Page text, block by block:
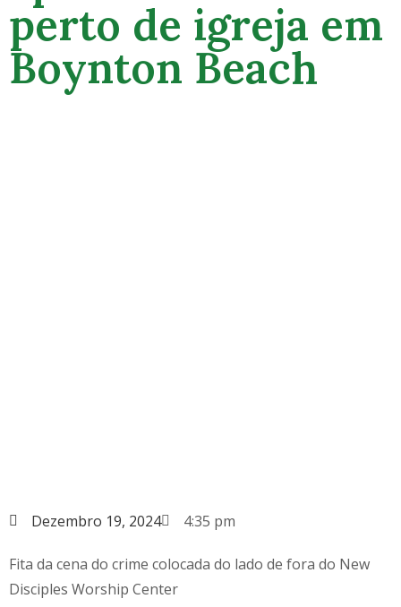
perto de igreja em
Boynton Beach
Dezembro 19, 2024 4:35 pm
Fita da cena do crime colocada do lado de fora do New
Disciples Worship Center